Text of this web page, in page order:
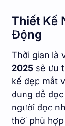
Thiết Kế
Động
Thời gian là
2025 sẽ ưu
kế đẹp mắt
dung dễ
người đọc
thời phù